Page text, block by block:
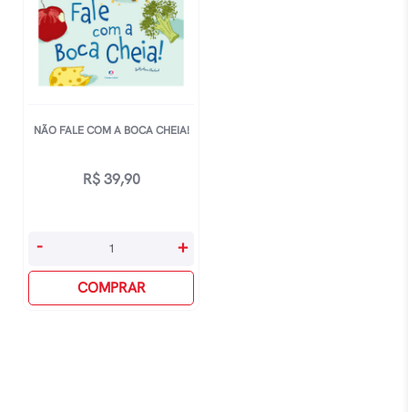
NÃO FALE COM A BOCA CHEIA!
R$39,90
Não
A
- +
COMPRAR